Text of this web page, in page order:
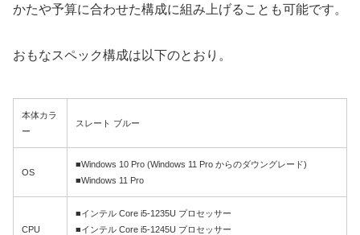
かたや予算に合わせた構成に組み上げることも可能です。
おもなスペック構成は以下のとおり。
本体カラ
ー
スレート ブルー
OS
■Windows 10 Pro (Windows 11 Pro からのダウングレード)
■Windows 11 Pro
CPU
■インテル Core i5-1235U プロセッサー
■インテル Core i5-1245U プロセッサー